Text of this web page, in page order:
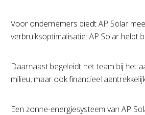
Voor ondernemers biedt AP Solar
verbruiksoptimalisatie: AP Solar helpt
Daarnaast begeleidt het team bij het
milieu, maar ook financieel
Een zonne-energiesysteem van AP